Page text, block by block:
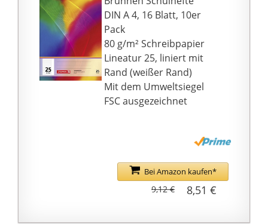
DIN A 4, 16 Blatt, 10er
Pack
80 g/m² Schreibpapier
Lineatur 25, liniert mit
Rand (weißer Rand)
Mit dem Umweltsiegel
FSC ausgezeichnet
Bei Amazon kaufen*
8,51 €
9,12 €